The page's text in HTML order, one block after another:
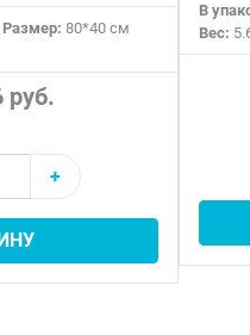
Размер: 80*40 см
руб.
+
В
Вес: